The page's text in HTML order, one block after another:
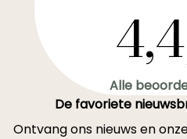
Alle
De favoriete
Ontvang ons nieuws en